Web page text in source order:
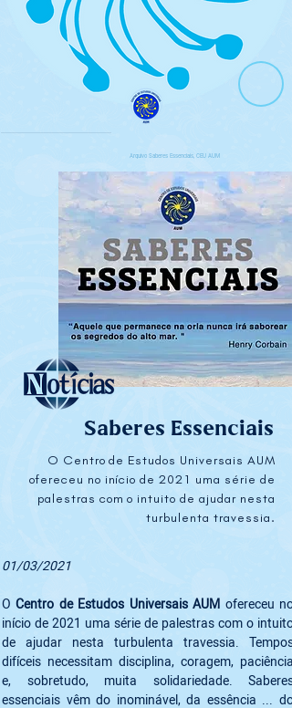
Arquivo Saberes Essenciais, CEU AUM
Saberes Essenciais
O Centro de Estudos Universais AUM
ofereceu no início de 2021 uma série de
palestras com o intuito de ajudar nesta
turbulenta travessia.
01/03/2021
O Centro de Estudos Universais AUM ofereceu no
início de 2021 uma série de palestras com o intuito
de ajudar nesta turbulenta travessia. Tempos
difíceis necessitam disciplina, coragem, paciência
e, sobretudo, muita solidariedade. Saberes
essenciais vêm do inominável, da essência ... do